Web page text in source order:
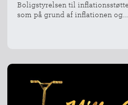
Boligstyrelsen til
som på grund af inflationen og...